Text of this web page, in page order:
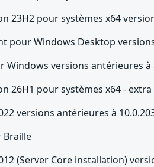
23H2 pour systèmes x64
pour Windows Desktop
Windows versions antérieures à
26H1 pour systèmes x64 -
versions antérieures à
Braille
(Server Core installation)